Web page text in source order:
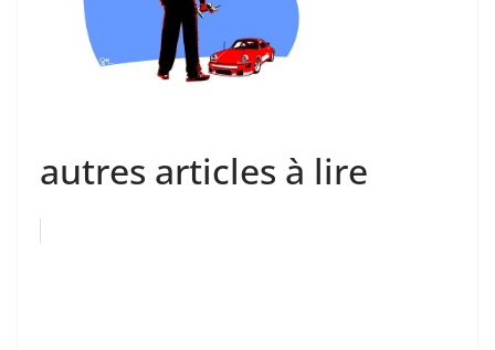
autres articles à lire